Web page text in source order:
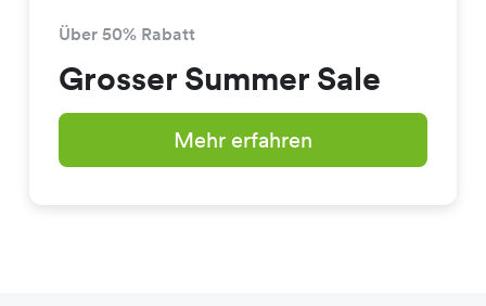
Über 50% Rabatt
Grosser Summer Sale
Mehr erfahren